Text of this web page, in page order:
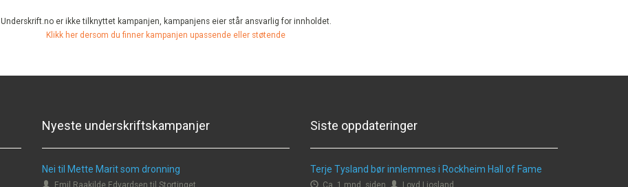
Underskrift.no er ikke tilknyttet kampanjen, kampanjens eier står ansvarlig for innholdet.
Klikk her dersom du finner kampanjen upassende eller støtende
Nyeste underskriftskampanjer
Nei til Mette Marit som dronning
Emil Raakilde Edvardsen til Stortinget
Siste oppdateringer
Terje Tysland bør innlemmes i Rockheim Hall of Fame
Ca. 1 mnd. siden Loyd Ljosland